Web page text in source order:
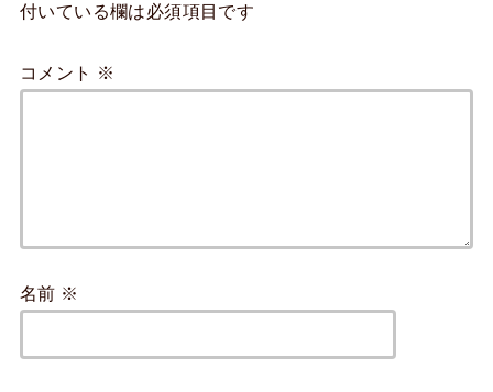
付いている欄は必須項目です
コメント ※
名前 ※